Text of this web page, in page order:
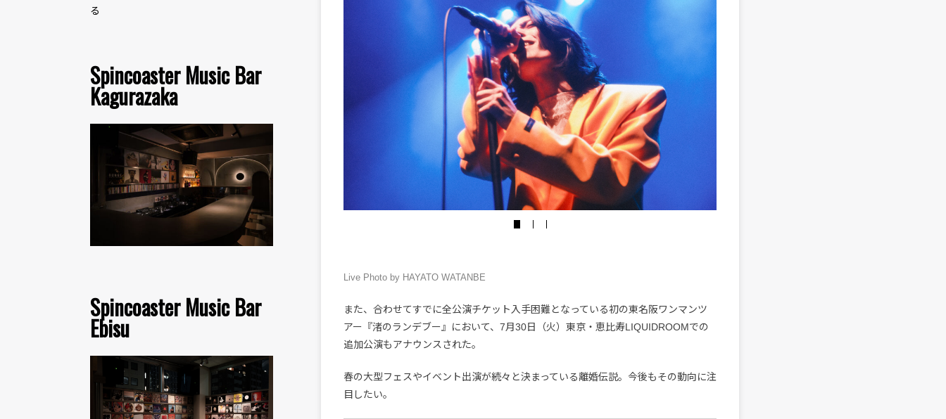
る
Spincoaster Music Bar
Kagurazaka
Spincoaster Music Bar
Ebisu
Live Photo by HAYATO WATANBE
また、合わせてすでに全公演チケット入手困難となっている初の東名阪ワンマンツ
アー『渚のランデブー』において、7月30日（火）東京・恵比寿LIQUIDROOMでの
追加公演もアナウンスされた。
春の大型フェスやイベント出演が続々と決まっている離婚伝説。今後もその動向に注
目したい。